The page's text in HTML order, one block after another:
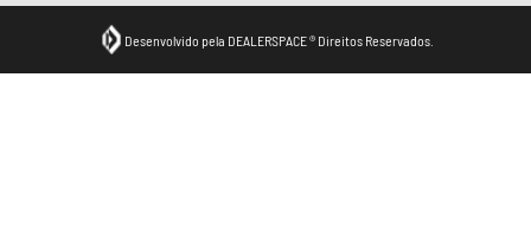
Desenvolvido pela DEALERSPACE ® Direitos Reservados.